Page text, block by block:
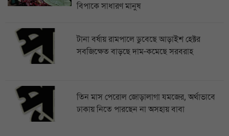
বিপাকে সাধারণ মানুষ
টানা বর্ষায় রামপালে ডুবেছে আড়াইশ হেক্টর
সবজিক্ষেত বাড়ছে দাম-কমেছে সরবরাহ
তিন মাস পেরোল জোড়ালাগা যমজের, অর্থাভাবে
ঢাকায় নিতে পারছেন না অসহায় বাবা